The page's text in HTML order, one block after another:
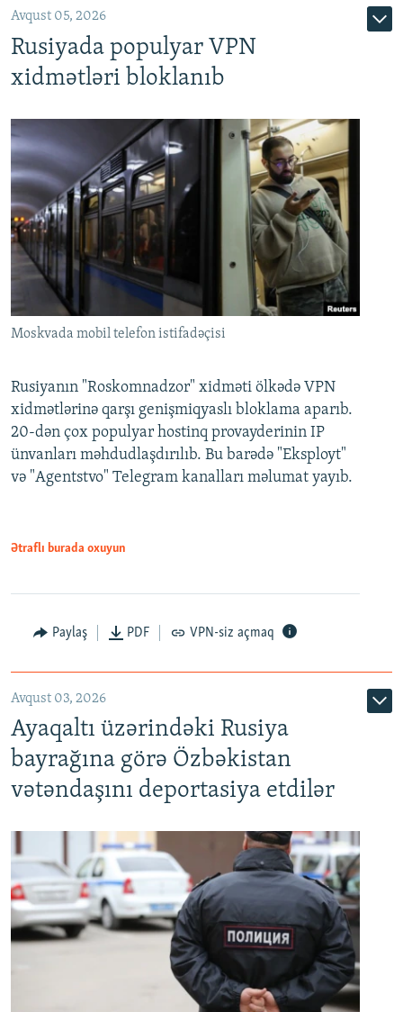
Avqust 05, 2026
Rusiyada populyar VPN
xidmətləri bloklanıb
Moskvada mobil telefon istifadəçisi
Rusiyanın "Roskomnadzor" xidməti ölkədə VPN
xidmətlərinə qarşı genişmiqyaslı bloklama aparıb.
20-dən çox populyar hostinq provayderinin IP
ünvanları məhdudlaşdırılıb. Bu barədə "Eksployt"
və "Agentstvo" Telegram kanalları məlumat yayıb.
Ətraflı burada oxuyun
Paylaş PDF VPN-siz açmaq
Avqust 03, 2026
Ayaqaltı üzərindəki Rusiya
bayrağına görə Özbəkistan
vətəndaşını deportasiya etdilər